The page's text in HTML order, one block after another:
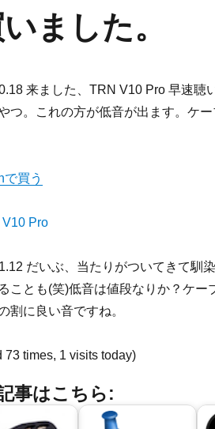
ました。
来ました、TRN V10 Pro 早速聴
つ。これの方が低音が出ます。ケ
で買う
だいぶ、当たりがついてきて馴
ことも(笑)低音は値段なりか？ケ
割に良い音ですね。
73 times, 1 visits today)
事はこちら: